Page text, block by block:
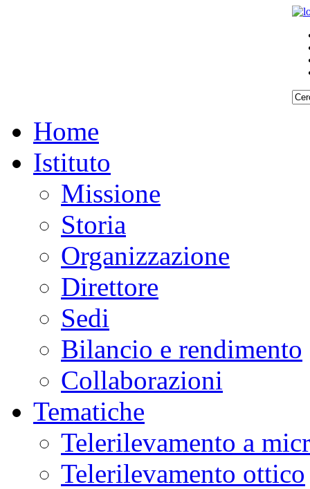
Home
Istituto
Missione
Storia
Organizzazione
Direttore
Sedi
Bilancio e rendimento
Collaborazioni
Tematiche
Telerilevamento a
Telerilevamento ottico